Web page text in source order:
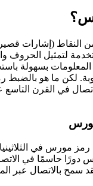
النقاط (إشارات
لتمثيل الحروف
بسهولة
لكن ما هو
في القرن التاسع
مورس في
حاسمًا في
سمح بالاتصال عبر